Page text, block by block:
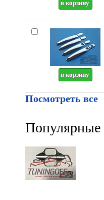
Посмотреть все
Популярные